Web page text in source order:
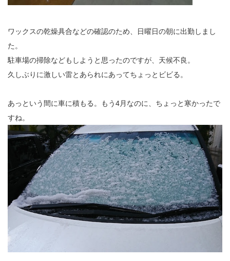
ワックスの乾燥具合などの確認のため、日曜日の朝に出勤しまし
た。
駐車場の掃除などもしようと思ったのですが、天候不良。
久しぶりに激しい雷とあられにあってちょっとビビる。
あっという間に車に積もる。もう4月なのに、ちょっと寒かったで
すね。